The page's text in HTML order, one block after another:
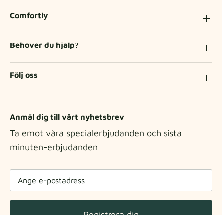
Anmäl dig till vårt nyhetsbrev
Ta emot våra specialerbjudanden och sista
minuten-erbjudanden
Comfortly
Behöver du hjälp?
Följ oss